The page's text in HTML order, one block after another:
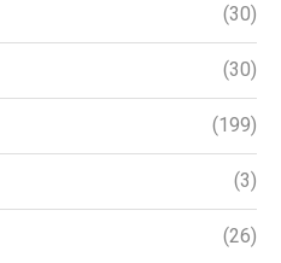
(30)
(30)
(199)
(3)
(26)